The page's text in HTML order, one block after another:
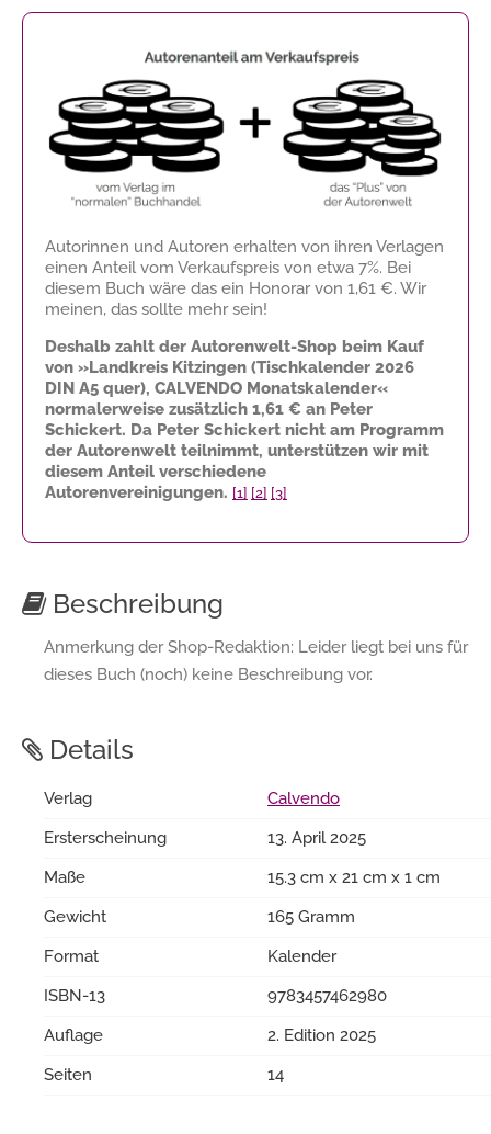
Autorinnen und Autoren erhalten von ihren Verlagen
einen Anteil vom Verkaufspreis von etwa 7%. Bei
diesem Buch wäre das ein Honorar von 1,61 €. Wir
meinen, das sollte mehr sein!
Deshalb zahlt der Autorenwelt-Shop beim Kauf
von »Landkreis Kitzingen (Tischkalender 2026
DIN A5 quer), CALVENDO Monatskalender«
normalerweise zusätzlich 1,61 € an Peter
Schickert. Da Peter Schickert nicht am Programm
der Autorenwelt teilnimmt, unterstützen wir mit
diesem Anteil verschiedene
Autorenvereinigungen. [1] [2] [3]
Beschreibung
Anmerkung der Shop-Redaktion: Leider liegt bei uns für
dieses Buch (noch) keine Beschreibung vor.
Details
Verlag
Calvendo
Ersterscheinung
13. April 2025
Maße
15.3 cm x 21 cm x 1 cm
Gewicht
165 Gramm
Format
Kalender
ISBN-13
9783457462980
Auflage
2. Edition 2025
Seiten
14